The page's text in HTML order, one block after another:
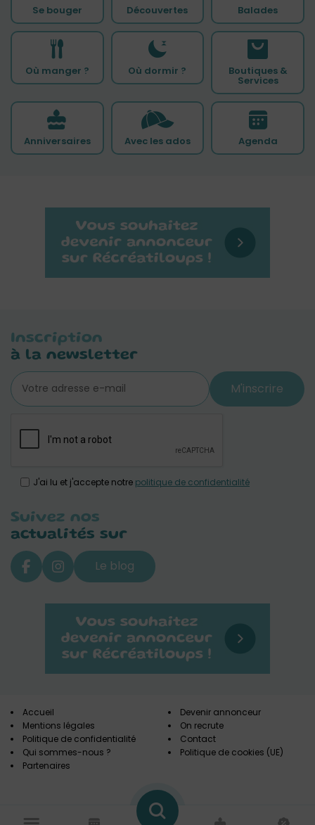
Se bouger Découvertes Balades
Où manger ? Où dormir ? Boutiques &
Services
Anniversaires Avec les ados Agenda
Inscription
à la newsletter
M'inscrire
J'ai lu et j'accepte notre politique de confidentialité
Suivez nos
actualités sur
Le blog
Accueil
Mentions légales
Politique de confidentialité
Qui sommes-nous ?
Partenaires
Devenir annonceur
On recrute
Contact
Politique de cookies (UE)